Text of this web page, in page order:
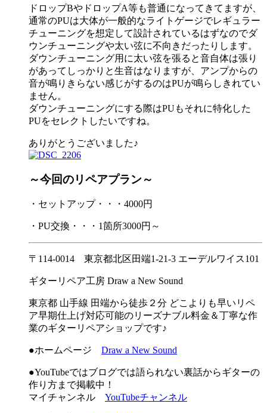
ドロップBやドロップA等も普通になってきてますが、
通常のPUは大体が一般的なライトゲージでレギュラー
チューニングを想定して設計されているはずなのでダ
ウンチューニングや太い弦に不向きだったりします。
ダウンチューニング用に太い弦を張ると音自体は張り
があってしっかりと生音はなりますが、アンプからの
音が鳴りきらない感じがするのはPUが鳴らしきれてい
ません。
ダウンチューニングにする際はPUもそれに特化した
PUをセレクトしたいですね。
ありがとうございました♪
～今回のリペアプラン～
・セットアップ・・・4000円
・PU交換・・・1箇所3000円～
〒114-0014 東京都北区田端1-21-3 エーデルワイス101
ギターリペア工房 Draw a New Sound
東京都 山手線 田端から徒歩２分 どこよりも早いリペ
ア早期仕上げ対応可能のリーズナブル料金＆丁寧な作
業のギターリペアショップです♪
●ホームページ Draw a New Sound
●YouTubeではブログでは語られない裏話からギターの
作り方まで掲載中！
マイチャンネル YouTubeチャンネル